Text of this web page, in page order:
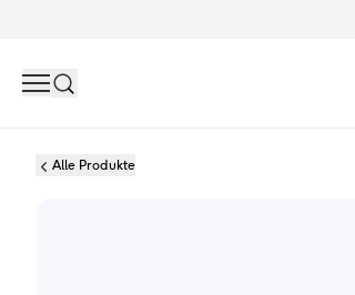
Search
Alle Produkte